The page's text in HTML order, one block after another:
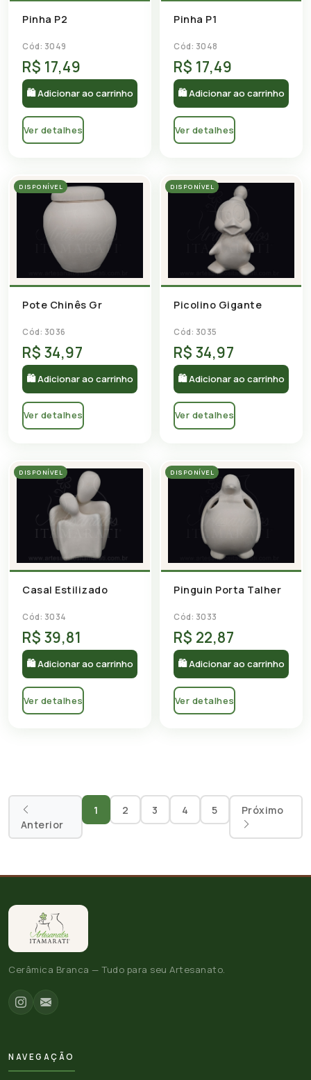
Pinha P2
Cód: 3049
R$ 17,49
🛍 Adicionar ao carrinho
Ver detalhes
Pinha P1
Cód: 3048
R$ 17,49
🛍 Adicionar ao carrinho
Ver detalhes
DISPONÍVEL
Pote Chinês Gr
Cód: 3036
R$ 34,97
🛍 Adicionar ao carrinho
Ver detalhes
DISPONÍVEL
Picolino Gigante
Cód: 3035
R$ 34,97
🛍 Adicionar ao carrinho
Ver detalhes
DISPONÍVEL
Casal Estilizado
Cód: 3034
R$ 39,81
🛍 Adicionar ao carrinho
Ver detalhes
DISPONÍVEL
Pinguin Porta Talher
Cód: 3033
R$ 22,87
🛍 Adicionar ao carrinho
Ver detalhes
Anterior
1 2 3 4 5 Próximo
Cerâmica Branca — Tudo para seu Artesanato.
NAVEGAÇÃO